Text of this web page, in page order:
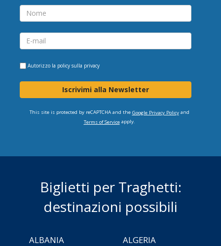
Autorizzo la policy sulla privacy
Iscrivimi alla Newsletter
This site is protected by reCAPTCHA and the Google Privacy Policyand
Terms of Serviceapply.
Biglietti per Traghetti:
destinazioni possibili
ALBANIA
ALGERIA